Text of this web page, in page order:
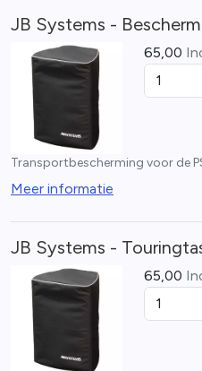
JB Systems -
65,00
Meer informatie
JB Systems -
65,00